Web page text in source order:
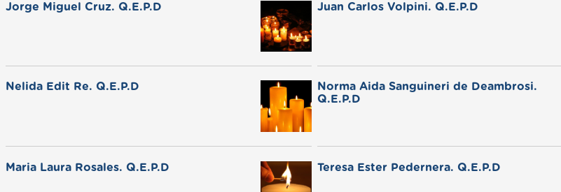
Jorge Miguel Cruz. Q.E.P.D Juan Carlos Volpini. Q.E.P.D
Nelida Edit Re. Q.E.P.D
Norma Aida Sanguineri de Deambrosi.
Q.E.P.D
Maria Laura Rosales. Q.E.P.D Teresa Ester Pedernera. Q.E.P.D